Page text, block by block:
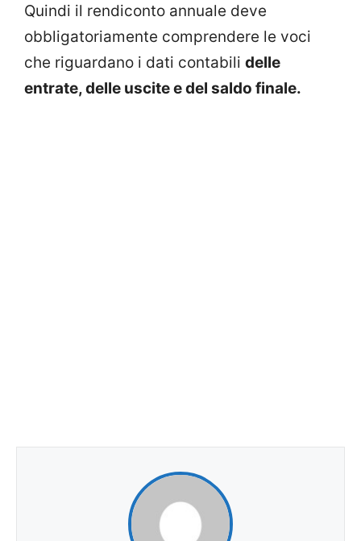
Quindi il rendiconto annuale deve
obbligatoriamente comprendere le voci
che riguardano i dati contabili delle
entrate, delle uscite e del saldo finale.